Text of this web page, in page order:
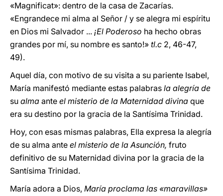
«Magnificat»: dentro de la casa de Zacarías.
«Engrandece mi alma al Señor / y se alegra mi espíritu
en Dios mi Salvador ... ¡El Poderoso ha hecho obras
grandes por mí, su nombre es santo!» tl.c 2, 46-47,
49).
Aquel día, con motivo de su visita a su pariente Isabel,
María manifestó mediante estas palabras la alegría de
su alma ante el misterio de la Maternidad divina que
era su destino por la gracia de la Santísima Trinidad.
Hoy, con esas mismas palabras, Ella expresa la alegría
de su alma ante el misterio de la Asunción, fruto
definitivo de su Maternidad divina por la gracia de la
Santísima Trinidad.
María adora a Dios, María proclama las «maravillas»